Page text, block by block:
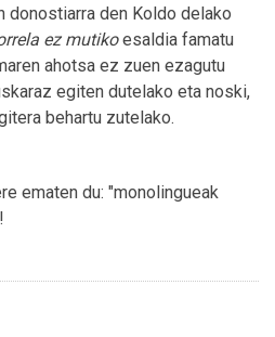
donostiarra den Koldo delako
ez mutikoesaldia famatu
ahotsa ez zuen ezagutu
egiten dutelako eta noski,
behartu zutelako.
ematen du: "monolingueak